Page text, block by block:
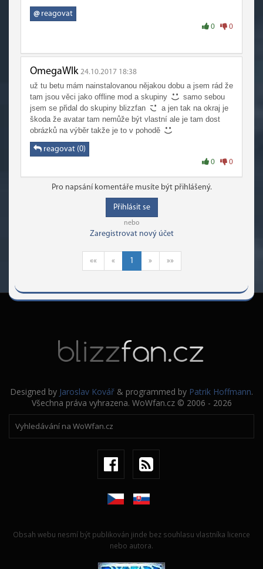
@reagovat
0 0
OmegaWlk 24.10.2017 18:38
už tu betu mám nainstalovanou nějakou dobu a jsem rád že
tam jsou věci jako offline mod a skupiny
samo sebou
jsem se přidal do skupiny blizzfan
a jen tak na okraj je
škoda že avatar tam nemůže být vlastní ale je tam dost
obrázků na výběr takže je to v pohodě
reagovat (0)
0 0
Pro napsání komentáře musíte být přihlášený.
Přihlásit se
nebo
Zaregistrovat nový účet
«« « 1 » »»
Designed by Jaroslav Kovář & programmed by Patrik Hoffmann.
Všechna práva vyhrazena. WoWfan.cz © 2006 - 2026
Obsah webu nesmí být publikován jinde bez souhlasu vlastníka licence
nebo autora.